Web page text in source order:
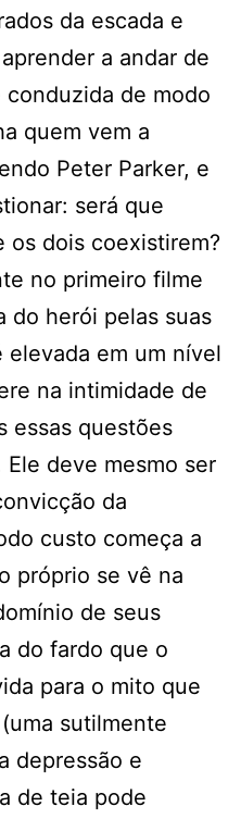
da escada e
a andar de
de modo
quem vem a
Peter Parker, e
será que
os dois coexistirem?
no primeiro filme
do herói pelas suas
elevada em um nível
na intimidade de
essas questões
deve mesmo ser
da
custo começa a
próprio se vê na
de seus
do fardo que o
para o mito que
sutilmente
depressão e
de teia pode